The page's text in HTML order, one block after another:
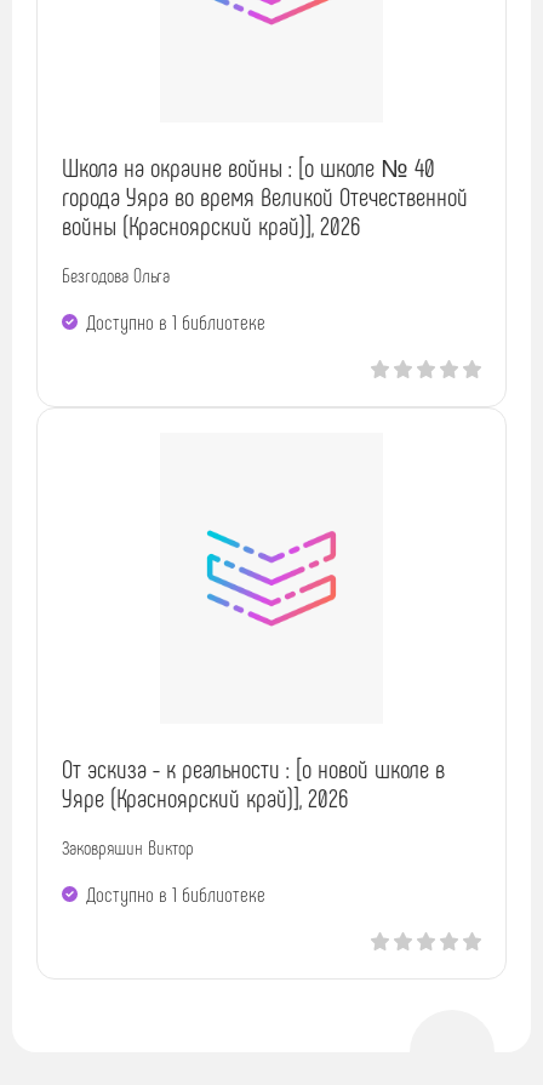
Школа на окраине войны : [о школе № 40
города Уяра во время Великой Отечественной
войны (Красноярский край)], 2026
Безгодова Ольга
Доступно в 1 библиотекe
От эскиза - к реальности : [о новой школе в
Уяре (Красноярский край)], 2026
Заковряшин Виктор
Доступно в 1 библиотекe